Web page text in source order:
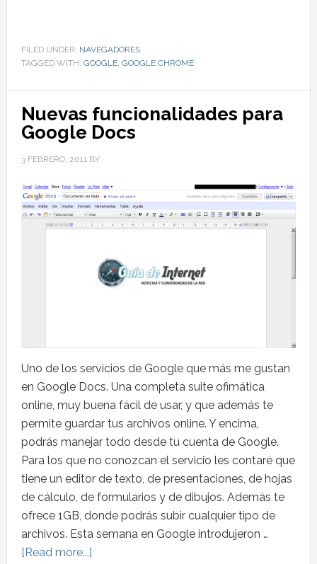
FILED UNDER: NAVEGADORES
TAGGED WITH: GOOGLE, GOOGLE CHROME
Nuevas funcionalidades para
Google Docs
3 FEBRERO, 2011 BY
Uno de los servicios de Google que más me gustan
en Google Docs. Una completa suite ofimática
online, muy buena fácil de usar, y que además te
permite guardar tus archivos online. Y encima,
podrás manejar todo desde tu cuenta de Google.
Para los que no conozcan el servicio les contaré que
tiene un editor de texto, de presentaciones, de hojas
de cálculo, de formularios y de dibujos. Además te
ofrece 1GB, donde podrás subir cualquier tipo de
archivos. Esta semana en Google introdujeron …
[Read more...]